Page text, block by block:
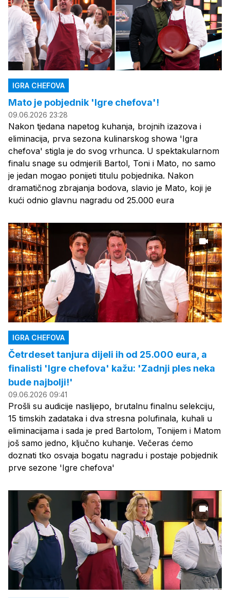
IGRA CHEFOVA
Mato je pobjednik 'Igre chefova'!
09.06.2026 23:28
Nakon tjedana napetog kuhanja, brojnih izazova i
eliminacija, prva sezona kulinarskog showa 'Igra
chefova' stigla je do svog vrhunca. U spektakularnom
finalu snage su odmjerili Bartol, Toni i Mato, no samo
je jedan mogao ponijeti titulu pobjednika. Nakon
dramatičnog zbrajanja bodova, slavio je Mato, koji je
kući odnio glavnu nagradu od 25.000 eura
IGRA CHEFOVA
Četrdeset tanjura dijeli ih od 25.000 eura, a
finalisti 'Igre chefova' kažu: 'Zadnji ples neka
bude najbolji!'
09.06.2026 09:41
Prošli su audicije naslijepo, brutalnu finalnu selekciju,
15 timskih zadataka i dva stresna polufinala, kuhali u
eliminacijama i sada je pred Bartolom, Tonijem i Matom
još samo jedno, ključno kuhanje. Večeras ćemo
doznati tko osvaja bogatu nagradu i postaje pobjednik
prve sezone 'Igre chefova'